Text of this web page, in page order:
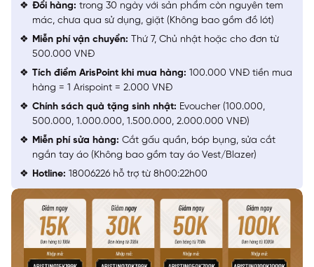
Đổi hàng: trong 30 ngày với sản phẩm còn nguyên tem
mác, chưa qua sử dụng, giặt (Không bao gồm đồ lót)
Miễn phí vận chuyển: Thứ 7, Chủ nhật hoặc cho đơn từ
500.000 VNĐ
Tích điểm ArisPoint khi mua hàng: 100.000 VNĐ tiền mua
hàng = 1 Arispoint = 2.000 VNĐ
Chính sách quà tặng sinh nhật: Evoucher (100.000,
500.000, 1.000.000, 1.500.000, 2.000.000 VNĐ)
Miễn phí sửa hàng: Cắt gấu quần, bóp bụng, sửa cắt
ngắn tay áo (Không bao gồm tay áo Vest/Blazer)
Hotline: 18006226 hỗ trợ từ 8h00:22h00